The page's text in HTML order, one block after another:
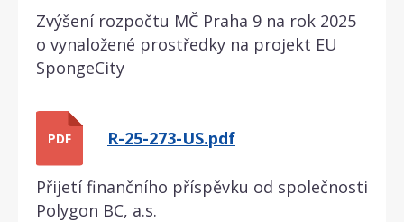
Zvýšení rozpočtu MČ Praha 9 na rok 2025
o vynaložené prostředky na projekt EU
SpongeCity
PDF R-25-273-US.pdf
Přijetí finančního příspěvku od společnosti
Polygon BC, a.s.